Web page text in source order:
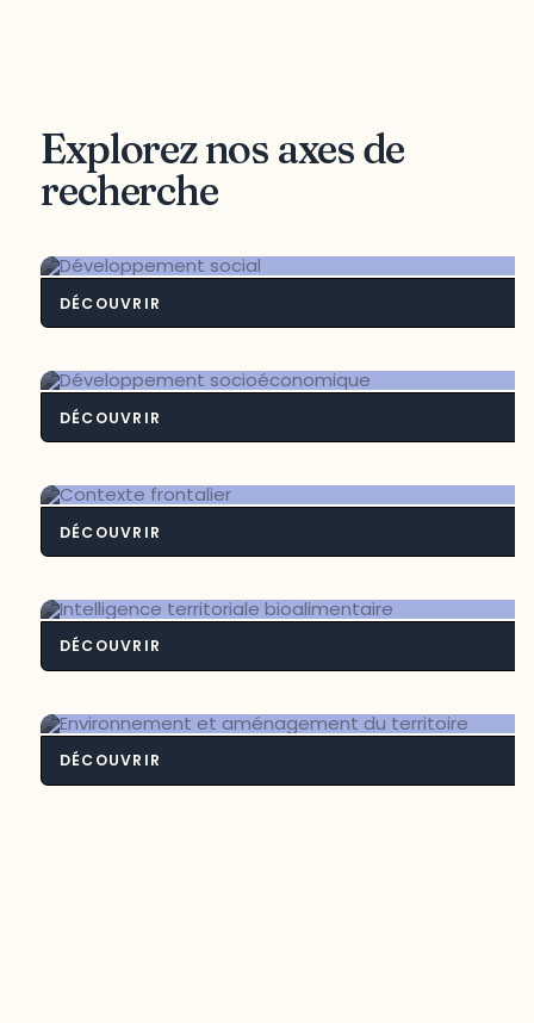
Explorez nos axes de
recherche
DÉCOUVRIR
DÉCOUVRIR
DÉCOUVRIR
DÉCOUVRIR
DÉCOUVRIR